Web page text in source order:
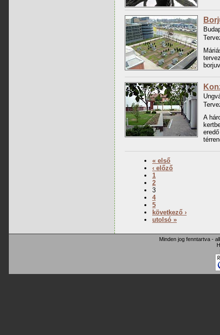
A
« első
‹ előző
1
2
3
4
5
következő ›
utolsó »
Minden jog fenntartva -